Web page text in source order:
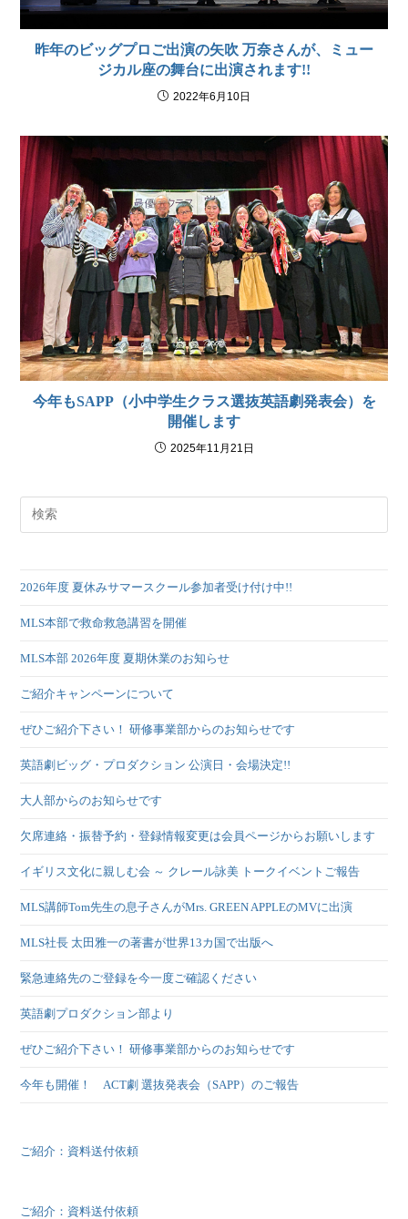
昨年のビッグプロご出演の矢吹 万奈さんが、ミュー
ジカル座の舞台に出演されます!!
2022年6月10日
今年もSAPP（小中学生クラス選抜英語劇発表会）を
開催します
2025年11月21日
2026年度 夏休みサマースクール参加者受け付け中!!
MLS本部で救命救急講習を開催
MLS本部 2026年度 夏期休業のお知らせ
ご紹介キャンペーンについて
ぜひご紹介下さい！ 研修事業部からのお知らせです
英語劇ビッグ・プロダクション 公演日・会場決定!!
大人部からのお知らせです
欠席連絡・振替予約・登録情報変更は会員ページからお願いします
イギリス文化に親しむ会 ～ クレール詠美 トークイベントご報告
MLS講師Tom先生の息子さんがMrs. GREEN APPLEのMVに出演
MLS社長 太田雅一の著書が世界13カ国で出版へ
緊急連絡先のご登録を今一度ご確認ください
英語劇プロダクション部より
ぜひご紹介下さい！ 研修事業部からのお知らせです
今年も開催！ ACT劇 選抜発表会（SAPP）のご報告
ご紹介：資料送付依頼
ご紹介：資料送付依頼